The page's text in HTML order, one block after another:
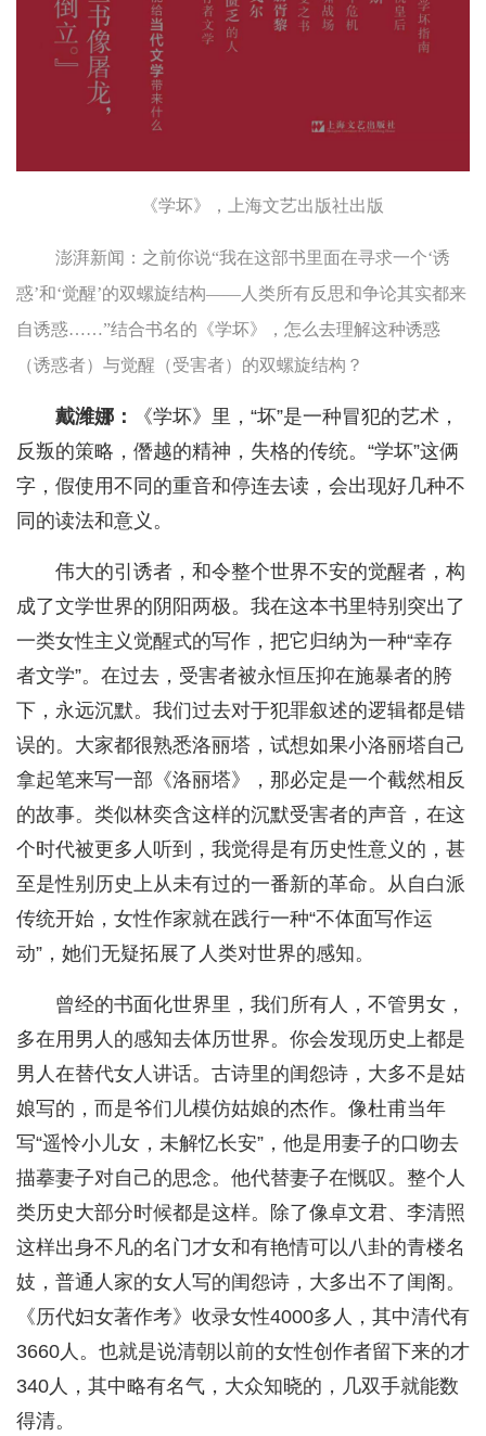
《学坏》，上海文艺出版社出版
澎湃新闻：之前你说“我在这部书里面在寻求一个‘诱
惑’和‘觉醒’的双螺旋结构——人类所有反思和争论其实都来
自诱惑……”结合书名的《学坏》，怎么去理解这种诱惑
（诱惑者）与觉醒（受害者）的双螺旋结构？
戴潍娜：
《学坏》里，“坏”是一种冒犯的艺术，
反叛的策略，僭越的精神，失格的传统。“学坏”这俩
字，假使用不同的重音和停连去读，会出现好几种不
同的读法和意义。
伟大的引诱者，和令整个世界不安的觉醒者，构
成了文学世界的阴阳两极。我在这本书里特别突出了
一类女性主义觉醒式的写作，把它归纳为一种“幸存
者文学”。在过去，受害者被永恒压抑在施暴者的胯
下，永远沉默。我们过去对于犯罪叙述的逻辑都是错
误的。大家都很熟悉洛丽塔，试想如果小洛丽塔自己
拿起笔来写一部《洛丽塔》，那必定是一个截然相反
的故事。类似林奕含这样的沉默受害者的声音，在这
个时代被更多人听到，我觉得是有历史性意义的，甚
至是性别历史上从未有过的一番新的革命。从自白派
传统开始，女性作家就在践行一种“不体面写作运
动”，她们无疑拓展了人类对世界的感知。
曾经的书面化世界里，我们所有人，不管男女，
多在用男人的感知去体历世界。你会发现历史上都是
男人在替代女人讲话。古诗里的闺怨诗，大多不是姑
娘写的，而是爷们儿模仿姑娘的杰作。像杜甫当年
写“遥怜小儿女，未解忆长安”，他是用妻子的口吻去
描摹妻子对自己的思念。他代替妻子在慨叹。整个人
类历史大部分时候都是这样。除了像卓文君、李清照
这样出身不凡的名门才女和有艳情可以八卦的青楼名
妓，普通人家的女人写的闺怨诗，大多出不了闺阁。
《历代妇女著作考》收录女性4000多人，其中清代有
3660人。也就是说清朝以前的女性创作者留下来的才
340人，其中略有名气，大众知晓的，几双手就能数
得清。